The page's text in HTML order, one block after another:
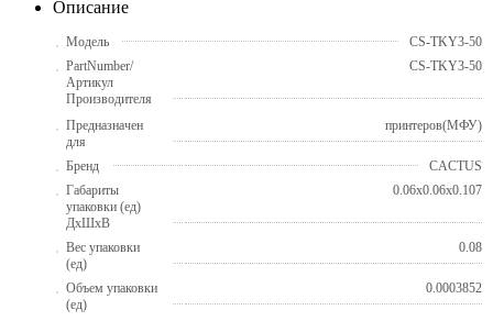
Описание
Модель
CS-TKY3-50
PartNumber/
Артикул
Производителя
CS-TKY3-50
Предназначен
для
принтеров(МФУ)
Бренд
CACTUS
Габариты
упаковки (ед)
ДхШхВ
0.06x0.06x0.107
Вес упаковки
(ед)
0.08
Объем упаковки
(ед)
0.0003852